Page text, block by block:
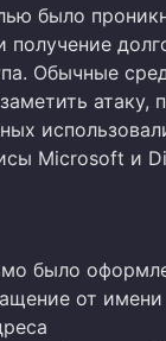
было
получение
Обычные
атаку,
Microsoft и
было
от имени